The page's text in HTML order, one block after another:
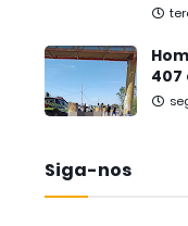
407
Siga-nos